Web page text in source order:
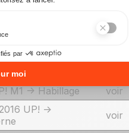
-> Habillage
M1 -> Habillage
voir
UP! ->
voir